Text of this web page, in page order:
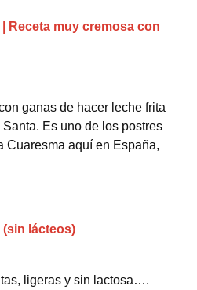
Receta muy cremosa con
ganas de hacer leche frita
Es uno de los postres
Cuaresma aquí en España,
lácteos)
ligeras y sin lactosa….